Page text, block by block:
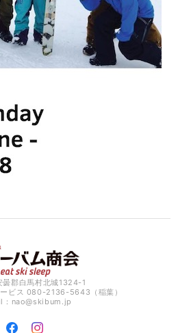
曇郡白馬村北城1324-1
ビス 080-2136-5643（稲葉）
nao@skibum.jp